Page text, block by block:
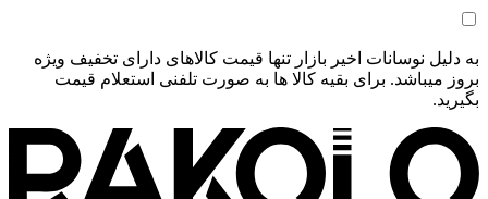
به دلیل نوسانات اخیر بازار تنها قیمت کالاهای دارای تخفیف ویژه
بروز میباشد. برای بقیه کالا ها به صورت تلفنی استعلام قیمت
بگیرید.